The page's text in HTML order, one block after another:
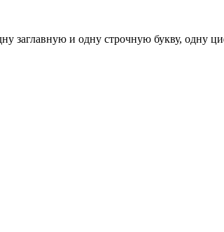
заглавную и одну строчную букву,